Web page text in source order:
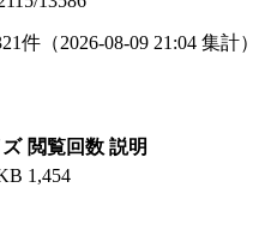
件 （2026-08-09 21:04 集計）
閲覧回数 説明
1,454